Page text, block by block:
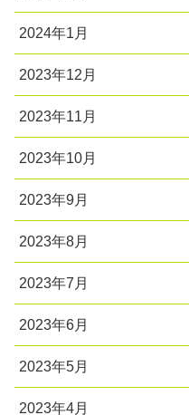
2024年1月
2023年12月
2023年11月
2023年10月
2023年9月
2023年8月
2023年7月
2023年6月
2023年5月
2023年4月